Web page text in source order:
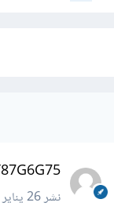
نشر26 يناير 2016